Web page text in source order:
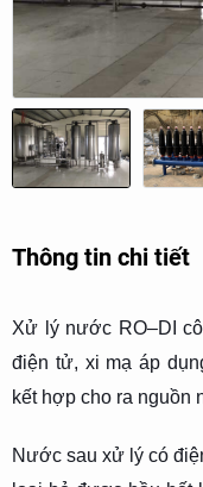
Thông tin chi tiết
Xử lý nước RO–DI
điện tử, xi mạ áp
kết hợp cho ra nguồn
Nước sau xử lý có